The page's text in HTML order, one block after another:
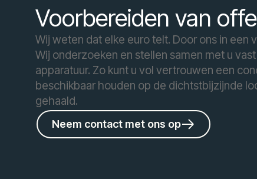
Voorbereiden van
Wij weten dat elke euro telt. Door ons in een
Wij onderzoeken en stellen samen met u
apparatuur. Zo kunt u vol vertrouwen een
beschikbaar houden op de dichtstbijzijnde
gehaald.
Neem contact met ons op